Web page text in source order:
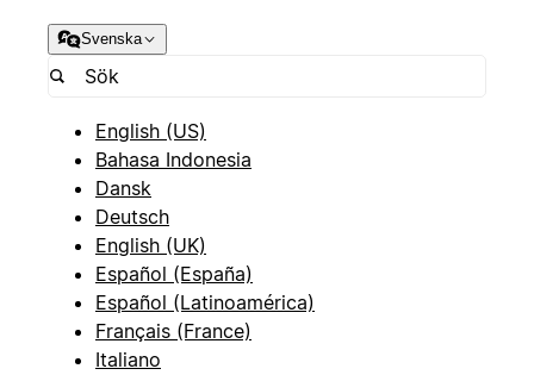
Svenska
English (US)
Bahasa Indonesia
Dansk
Deutsch
English (UK)
Español (España)
Español (Latinoamérica)
Français (France)
Italiano